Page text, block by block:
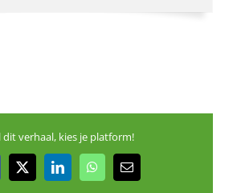
dit verhaal, kies je platform!
X LinkedInWhatsApp
E-